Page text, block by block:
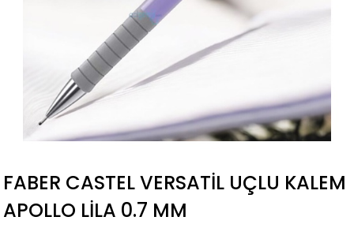
FABER CASTEL VERSATIL UÇLU KALEM
APOLLO LILA 0.7 MM